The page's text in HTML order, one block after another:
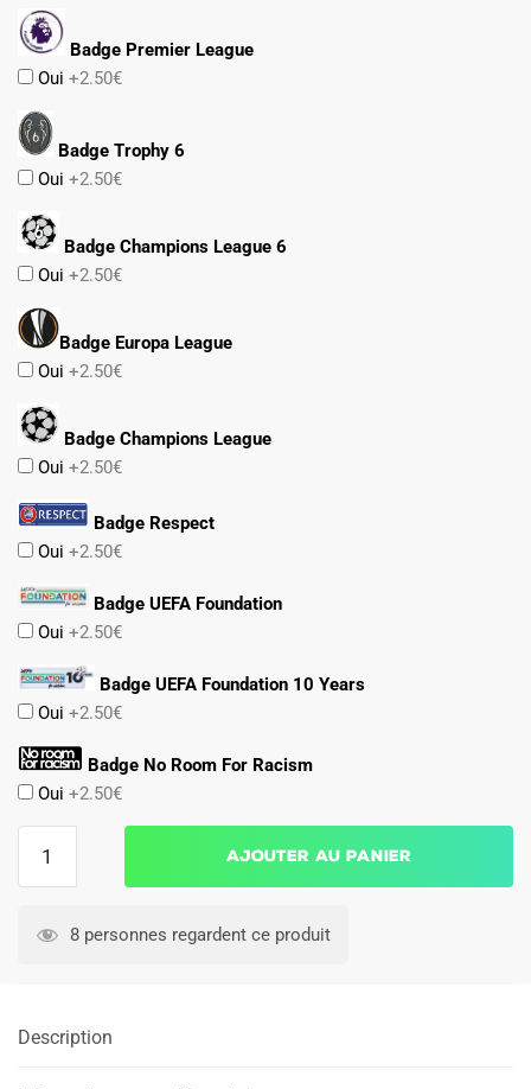
Badge Premier League
Oui +2.50€
Badge Trophy 6
Oui +2.50€
Badge Champions League 6
Oui +2.50€
Badge Europa League
Oui +2.50€
Badge Champions League
Oui +2.50€
Badge Respect
Oui +2.50€
Badge UEFA Foundation
Oui +2.50€
Badge UEFA Foundation 10 Years
Oui +2.50€
Badge No Room For Racism
Oui +2.50€
2025
Ajouter au panier
8 personnes regardent ce produit
Description